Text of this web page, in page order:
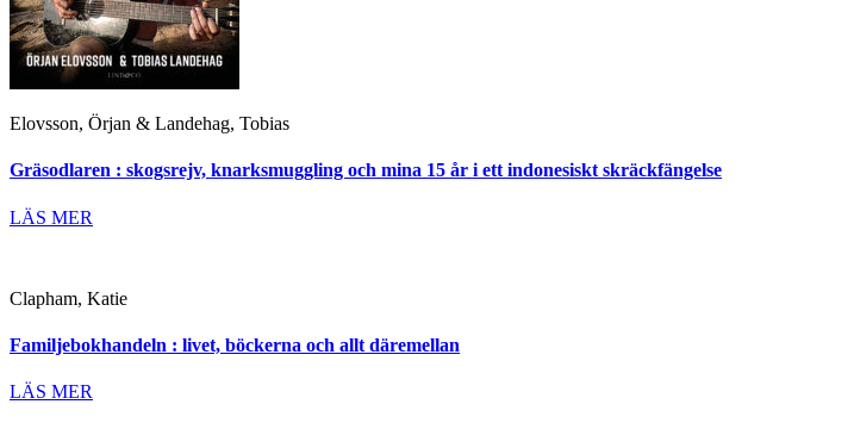
Elovsson, Örjan & Landehag, Tobias
Gräsodlaren : skogsrejv, knarksmuggling och mina 15 år i ett indonesiskt skräckfängelse
LÄS MER
Clapham, Katie
Familjebokhandeln : livet, böckerna och allt däremellan
LÄS MER